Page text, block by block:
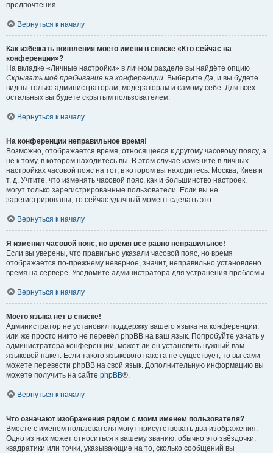
предпочтения.
Вернуться к началу
Как избежать появления моего имени в списке «Кто сейчас на
конференции»?
На вкладке «Личные настройки» в личном разделе вы найдёте опцию
Скрывать моё пребывание на конференции. ВыберитеДа, и вы будете
видны только администраторам, модераторам и самому себе. Для всех
остальных вы будете скрытым пользователем.
Вернуться к началу
На конференции неправильное время!
Возможно, отображается время, относящееся к другому часовому поясу, а
не к тому, в котором находитесь вы. В этом случае измените в личных
настройках часовой пояс на тот, в котором вы находитесь: Москва, Киев и
т. д. Учтите, что изменять часовой пояс, как и большинство настроек,
могут только зарегистрированные пользователи. Если вы не
зарегистрированы, то сейчас удачный момент сделать это.
Вернуться к началу
Я изменил часовой пояс, но время всё равно неправильное!
Если вы уверены, что правильно указали часовой пояс, но время
отображается по-прежнему неверное, значит, неправильно установлено
время на сервере. Уведомите администратора для устранения проблемы.
Вернуться к началу
Моего языка нет в списке!
Администратор не установил поддержку вашего языка на конференции,
или же просто никто не перевёл phpBB на ваш язык. Попробуйте узнать у
администратора конференции, может ли он установить нужный вам
языковой пакет. Если такого языкового пакета не существует, то вы сами
можете перевести phpBB на свой язык. Дополнительную информацию вы
можете получить на сайте phpBB®.
Вернуться к началу
Что означают изображения рядом с моим именем пользователя?
Вместе с именем пользователя могут присутствовать два изображения.
Одно из них может относиться к вашему званию, обычно это звёздочки,
квадратики или точки, указывающие на то, сколько сообщений вы